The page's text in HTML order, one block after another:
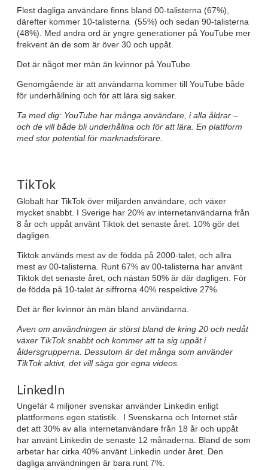
Flest dagliga användare finns bland 00-talisterna (67%),
därefter kommer 10-talisterna (55%) och sedan 90-talisterna
(48%). Med andra ord är yngre generationer på YouTube mer
frekvent än de som är över 30 och uppåt.
Det är något mer män än kvinnor på YouTube.
Genomgående är att användarna kommer till YouTube både
för underhållning och för att lära sig saker.
Ta med dig: YouTube har många användare, i alla åldrar –
och de vill både bli underhållna och för att lära. En plattform
med stor potential för marknadsförare.
TikTok
Globalt har TikTok över miljarden användare, och växer
mycket snabbt. I Sverige har 20% av internetanvändarna från
8 år och uppåt använt Tiktok det senaste året. 10% gör det
dagligen.
Tiktok används mest av de födda på 2000-talet, och allra
mest av 00-talisterna. Runt 67% av 00-talisterna har använt
Tiktok det senaste året, och nästan 50% är där dagligen. För
de födda på 10-talet är siffrorna 40% respektive 27%.
Det är fler kvinnor än män bland användarna.
Även om användningen är störst bland de kring 20 och nedåt
växer TikTok snabbt och kommer att ta sig uppåt i
åldersgrupperna. Dessutom är det många som använder
TikTok aktivt, det vill säga gör egna videos.
LinkedIn
Ungefär 4 miljoner svenskar använder Linkedin enligt
plattformens egen statistik. I Svenskarna och Internet står
det att 30% av alla internetanvändare från 18 år och uppåt
har använt Linkedin de senaste 12 månaderna. Bland de som
arbetar har cirka 40% använt Linkedin under året. Den
dagliga användningen är bara runt 7%.